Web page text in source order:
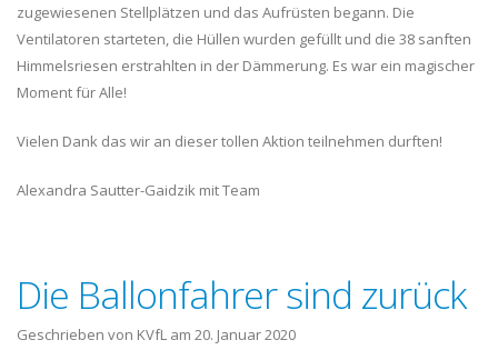
zugewiesenen Stellplätzen und das Aufrüsten begann. Die
Ventilatoren starteten, die Hüllen wurden gefüllt und die 38 sanften
Himmelsriesen erstrahlten in der Dämmerung. Es war ein magischer
Moment für Alle!
Vielen Dank das wir an dieser tollen Aktion teilnehmen durften!
Alexandra Sautter-Gaidzik mit Team
Die Ballonfahrer sind zurück
Geschrieben von KVfL am 20. Januar 2020